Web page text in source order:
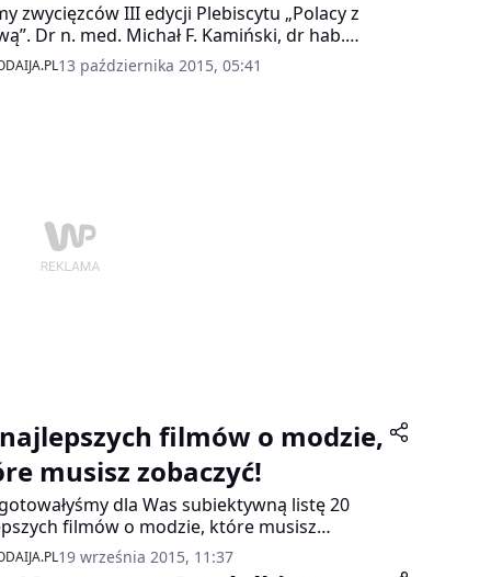
zwycięzców III edycji Plebiscytu „Polacy z
Dr n. med. Michał F. Kamiński, dr hab.
Bucholc, Karolina Gil, Katarzyna i Wojciech
Jakub Krzych, Honorata Martin,
13 października 2015, 05:41
filmów o modzie,
musisz zobaczyć!
dla Was subiektywną listę 20
filmów o modzie, które musisz
jeśli jesteś prawdziwą fashionistką czy
Jeżeli któregoś z tytułów jeszcze nie
19 września 2015, 11:37